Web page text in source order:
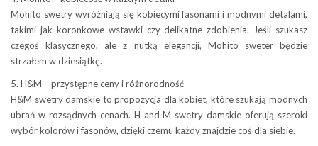
Mohito swetry wyróżniają się kobiecymi fasonami i modnymi detalami,
takimi jak koronkowe wstawki czy delikatne zdobienia. Jeśli szukasz
czegoś klasycznego, ale z nutką elegancji, Mohito sweter będzie
strzałem w dziesiątkę.
5. H&M – przystępne ceny i różnorodność
H&M swetry damskie to propozycja dla kobiet, które szukają modnych
ubrań w rozsądnych cenach. H and M swetry damskie oferują szeroki
wybór kolorów i fasonów, dzięki czemu każdy znajdzie coś dla siebie.